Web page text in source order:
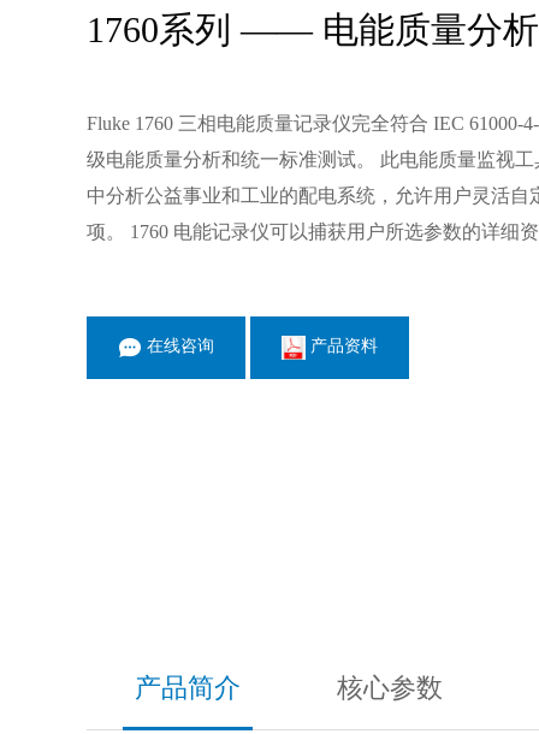
1760系列 —— 电能质量分
Fluke 1760 三相电能质量记录仪完全符合 IEC 61000-
级电能质量分析和统一标准测试。 此电能质量监视
中分析公益事业和工业的配电系统，允许用户灵活自
项。 1760 电能记录仪可以捕获用户所选参数的详细
在线咨询 产品资料
产品简介 核心参数